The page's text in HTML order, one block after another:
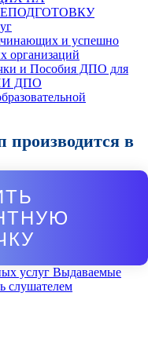
и успешно
организаций
и Пособия ДПО для
ДПО
производится в
услуг Выдаваемые
слушателем